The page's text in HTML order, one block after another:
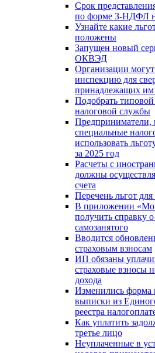
Срок
по форме З-НДФЛ
Узнайте какие
положены
Запущен новый
ОКВЭД
Организации
инспекцию для
принадлежащих им
Подобрать
налоговой службы
специальные
использовать
за 2025 год
Расчеты с
должны
счета
Перечень льгот
В приложении
получить справку
самозанятого
Вводится
страховым взносам
ИП обязаны
страховые взносы
дохода
Изменились форма
выписки из
реестра
Как уплатить
третье лицо
Неуплаченные в